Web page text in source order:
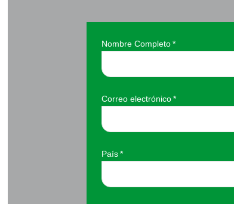
Nombre Completo*
Correo electrónico*
País*